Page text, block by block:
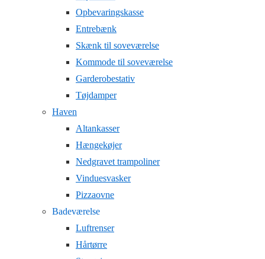
Opbevaringskasse
Entrebænk
Skænk til soveværelse
Kommode til soveværelse
Garderobestativ
Tøjdamper
Haven
Altankasser
Hængekøjer
Nedgravet trampoliner
Vinduesvasker
Pizzaovne
Badeværelse
Luftrenser
Hårtørre